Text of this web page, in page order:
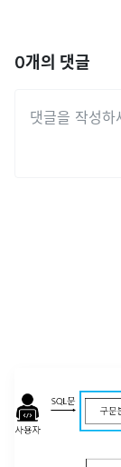
0개의 댓글